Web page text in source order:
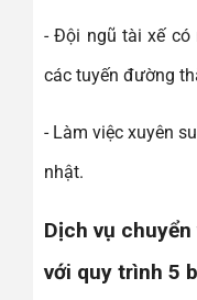
- Đội ngũ tài xế có
các tuyến đường
- Làm việc xuyên
nhật.
Dịch vụ
với quy trình 5